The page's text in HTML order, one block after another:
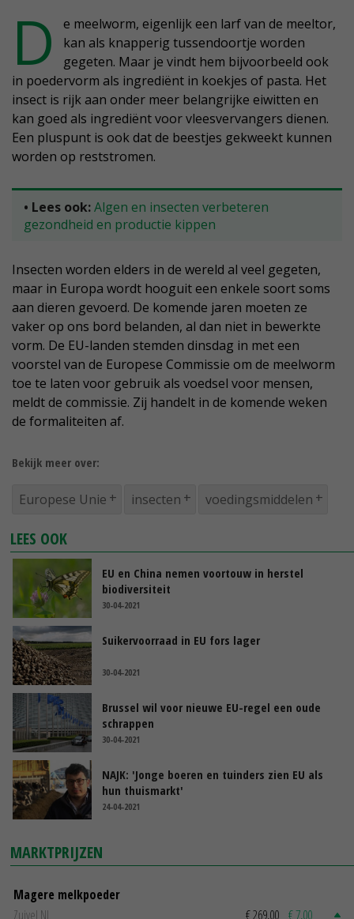
D
e meelworm, eigenlijk een larf van de meeltor,
kan als knapperig tussendoortje worden
gegeten. Maar je vindt hem bijvoorbeeld ook
in poedervorm als ingrediënt in koekjes of pasta. Het
insect is rijk aan onder meer belangrijke eiwitten en
kan goed als ingrediënt voor vleesvervangers dienen.
Een pluspunt is ook dat de beestjes gekweekt kunnen
worden op reststromen.
• Lees ook:Algen en insecten verbeteren
gezondheid en productie kippen
Insecten worden elders in de wereld al veel gegeten,
maar in Europa wordt hooguit een enkele soort soms
aan dieren gevoerd. De komende jaren moeten ze
vaker op ons bord belanden, al dan niet in bewerkte
vorm. De EU-landen stemden dinsdag in met een
voorstel van de Europese Commissie om de meelworm
toe te laten voor gebruik als voedsel voor mensen,
meldt de commissie. Zij handelt in de komende weken
de formaliteiten af.
Bekijk meer over:
Europese Unie insecten voedingsmiddelen
LEES OOK
EU en China nemen voortouw in herstel
biodiversiteit
30-04-2021
Suikervoorraad in EU fors lager
30-04-2021
Brussel wil voor nieuwe EU-regel een oude
schrappen
30-04-2021
NAJK: 'Jonge boeren en tuinders zien EU als
hun thuismarkt'
24-04-2021
MARKTPRIJZEN
Magere melkpoeder
Zuivel NL
€ 269,00 € 7,00